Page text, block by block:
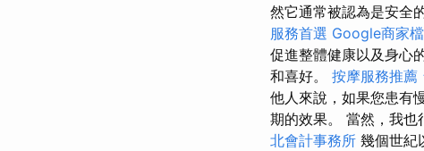
然它通常被認為是安全
服務首選 Google商家
促進整體健康以及身心
和喜好。 按摩服務推薦
他人來說，如果您患有
期的效果。 當然，我也
北會計事務所 幾個世紀